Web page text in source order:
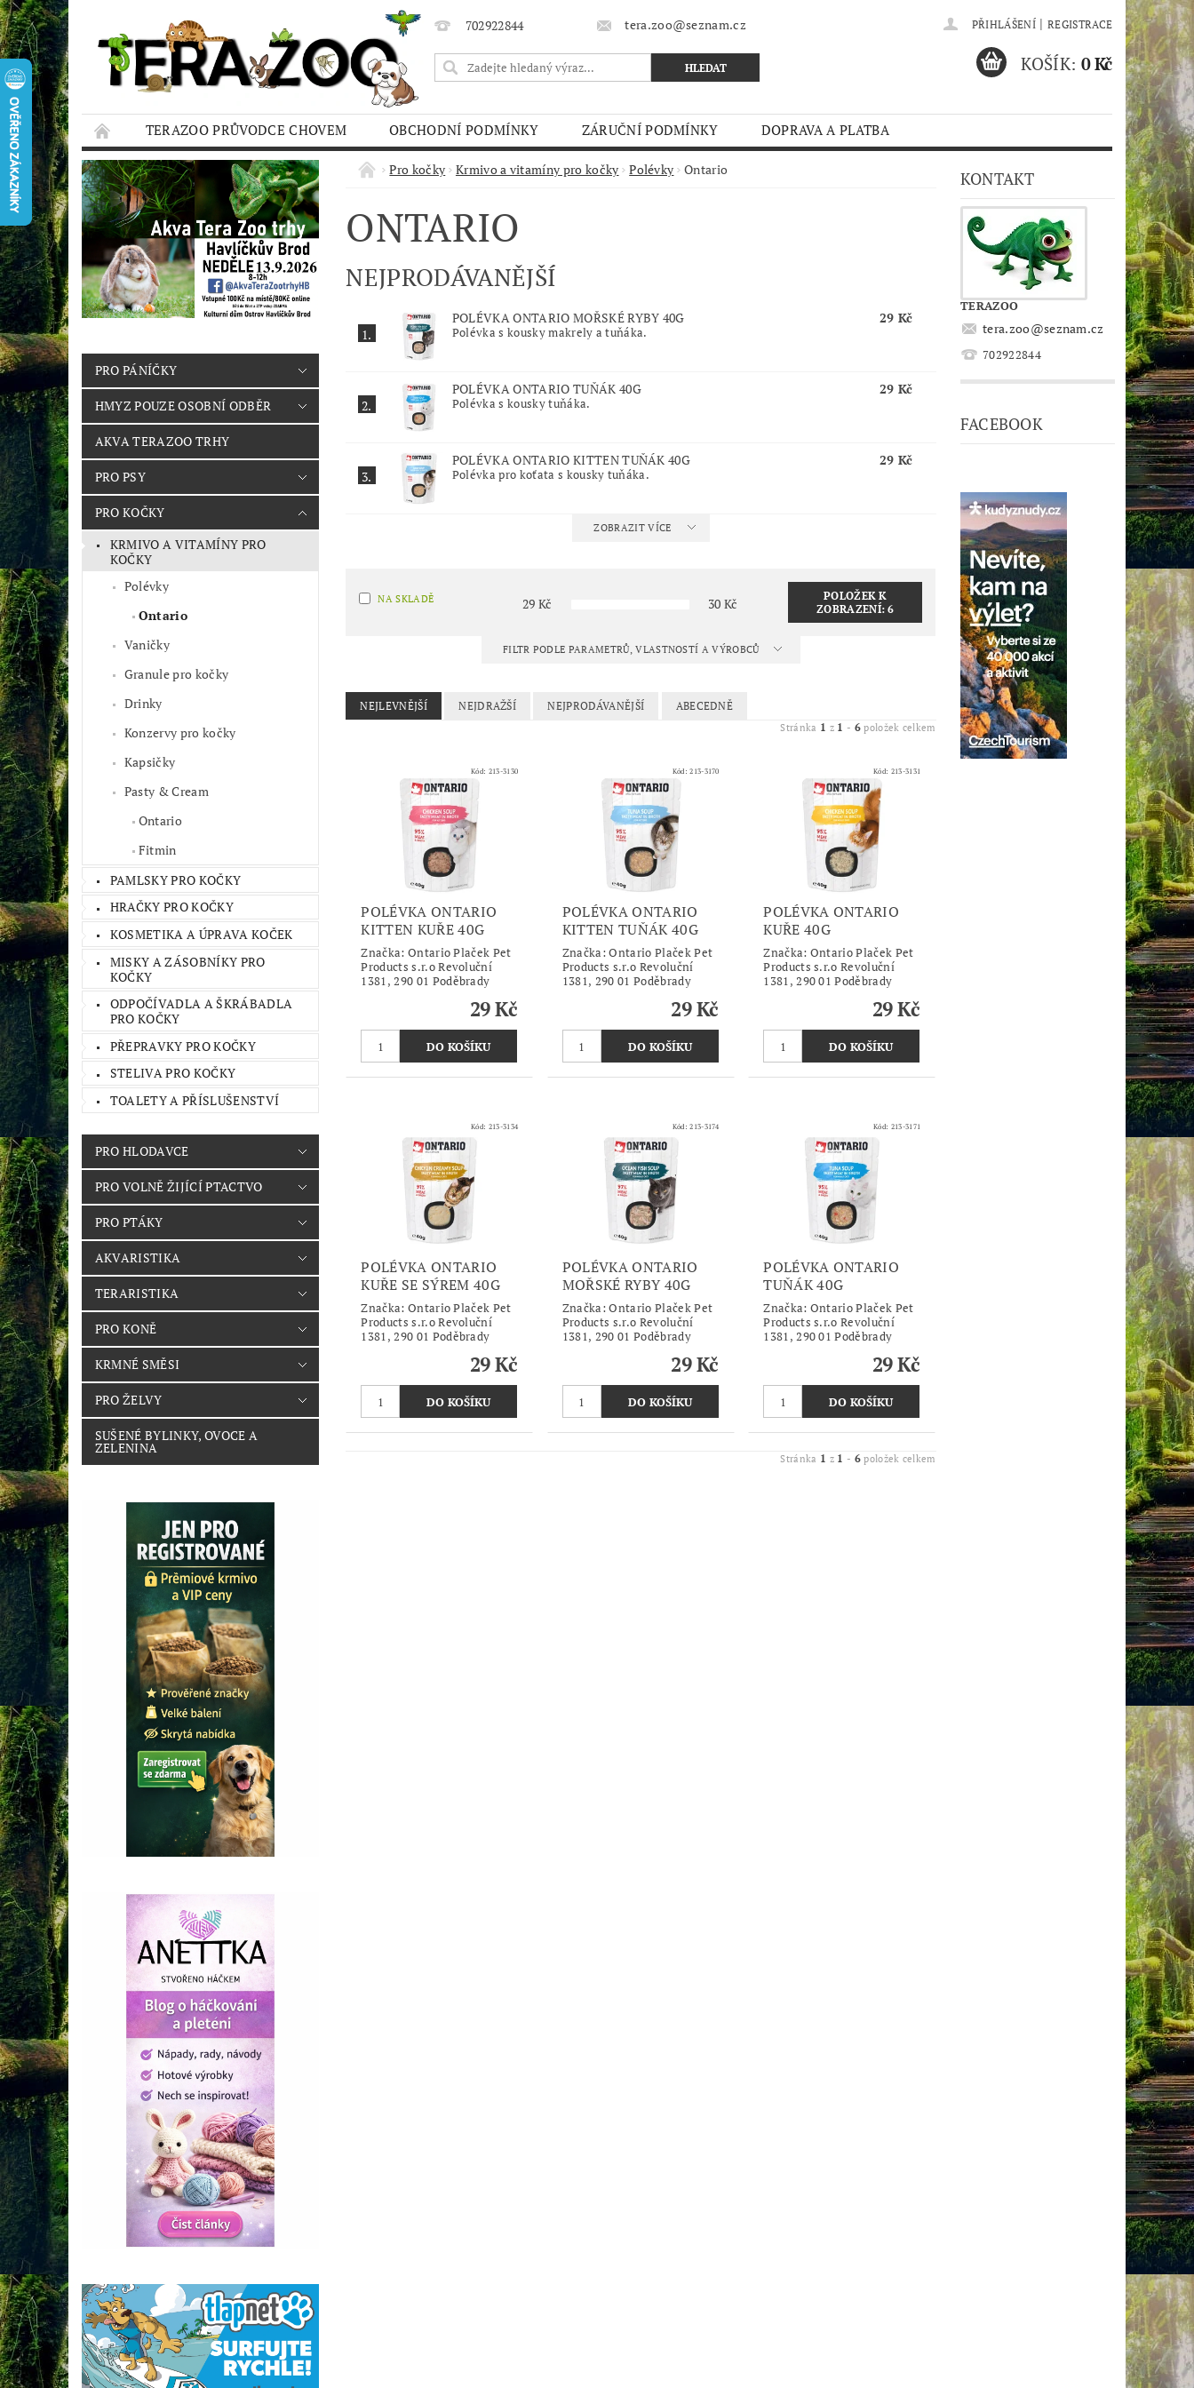
702922844 tera.zoo@seznam.cz PŘIHLÁŠENÍ | REGISTRACE
KOŠÍK: 0 Kč
TERAZOO PRŮVODCE CHOVEM OBCHODNÍ PODMÍNKY ZÁRUČNÍ PODMÍNKY
DOPRAVA A PLATBA
HODNOCENÍ OBCHODU
AQUA TERAZOO TRHY
PRO PÁNÍČKY
HMYZ POUZE OSOBNÍ ODBĚR
AKVA TERAZOO TRHY
PRO PSY
PRO KOČKY
KRMIVO A VITAMÍNY PRO
KOČKY
Polévky
Ontario
Vaničky
Granule pro kočky
Drinky
Konzervy pro kočky
Kapsičky
Pasty & Cream
Ontario
Fitmin
PAMLSKY PRO KOČKY
HRAČKY PRO KOČKY
KOSMETIKA A ÚPRAVA KOČEK
MISKY A ZÁSOBNÍKY PRO
KOČKY
ODPOČÍVADLA A ŠKRÁBADLA
PRO KOČKY
PŘEPRAVKY PRO KOČKY
STELIVA PRO KOČKY
TOALETY A PŘÍSLUŠENSTVÍ
PRO HLODAVCE
PRO VOLNĚ ŽIJÍCÍ PTACTVO
PRO PTÁKY
AKVARISTIKA
TERARISTIKA
PRO KONĚ
KRMNÉ SMĚSI
PRO ŽELVY
SUŠENÉ BYLINKY, OVOCE A
ZELENINA
Pro kočky Krmivo a vitamíny pro kočky Polévky Ontario
ONTARIO
NEJPRODÁVANĚJŠÍ
1.
POLÉVKA ONTARIO MOŘSKÉ RYBY 40G
Polévka s kousky makrely a tuňáka.
29 Kč
2.
POLÉVKA ONTARIO TUŇÁK 40G
Polévka s kousky tuňáka.
29 Kč
3.
POLÉVKA ONTARIO KITTEN TUŇÁK 40G
Polévka pro koťata s kousky tuňáka.
29 Kč
ZOBRAZIT VÍCE
NA SKLADĚ 29 Kč 30 Kč
POLOŽEK K
ZOBRAZENÍ:6
FILTR PODLE PARAMETRŮ, VLASTNOSTÍ A VÝROBCŮ
NEJLEVNĚJŠÍ NEJDRAŽŠÍ NEJPRODÁVANĚJŠÍ ABECEDNĚ
Stránka 1 z 1 - 6položek celkem
Kód: 213-3130
POLÉVKA ONTARIO
KITTEN KUŘE 40G
Značka: Ontario Plaček Pet
Products s.r.o Revoluční
1381, 290 01 Poděbrady
29 Kč
Kód:213-3170
POLÉVKA ONTARIO
KITTEN TUŇÁK 40G
Značka:Ontario Plaček Pet
Products s.r.o Revoluční
1381, 290 01 Poděbrady
29 Kč
Kód: 213-3131
POLÉVKA ONTARIO
KUŘE 40G
Značka: Ontario Plaček Pet
Products s.r.o Revoluční
1381, 290 01 Poděbrady
29 Kč
Kód: 213-3134
POLÉVKA ONTARIO
KUŘE SE SÝREM 40G
Značka: Ontario Plaček Pet
Products s.r.o Revoluční
1381, 290 01 Poděbrady
29 Kč
Kód:213-3174
POLÉVKA ONTARIO
MOŘSKÉ RYBY 40G
Značka:Ontario Plaček Pet
Products s.r.o Revoluční
1381, 290 01 Poděbrady
29 Kč
Kód: 213-3171
POLÉVKA ONTARIO
TUŇÁK 40G
Značka: Ontario Plaček Pet
Products s.r.o Revoluční
1381, 290 01 Poděbrady
29 Kč
Stránka 1 z 1 - 6položek celkem
KONTAKT
TERAZOO
tera.zoo@seznam.cz
702922844
FACEBOOK